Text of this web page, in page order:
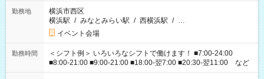
勤務地
横浜市西区
横浜駅 / みなとみらい駅 / 西横浜駅 / …
イベント会場
勤務時間
＜シフト例＞ いろいろなシフトで働けます！ ■7:00-24:00
■8:00-21:00 ■9:00-21:00 ■18:00-翌7:00 ■20:30-翌11:00 など